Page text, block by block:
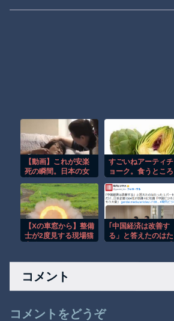
【動画】これが安楽
死の瞬間。日本の女
選択。
すごいねアーティチ
ョーク。食うところ
【Xの車窓から】整備
士が2度見する現場猫
｢中国経済は改善す
る」と答えたのはた
「中国ビジネスはも
コメント
コメントをどうぞ